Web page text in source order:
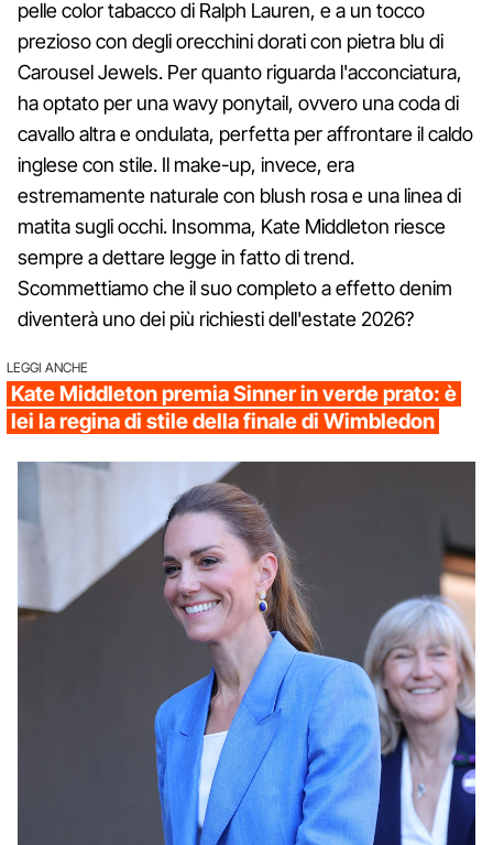
pelle color tabacco di Ralph Lauren, e a un tocco
prezioso con degli orecchini dorati con pietra blu di
Carousel Jewels. Per quanto riguarda l'acconciatura,
ha optato per una wavy ponytail, ovvero una coda di
cavallo altra e ondulata, perfetta per affrontare il caldo
inglese con stile. Il make-up, invece, era
estremamente naturale con blush rosa e una linea di
matita sugli occhi. Insomma, Kate Middleton riesce
sempre a dettare legge in fatto di trend.
Scommettiamo che il suo completo a effetto denim
diventerà uno dei più richiesti dell'estate 2026?
LEGGI ANCHE
Kate Middleton premia Sinner in verde prato: è
lei la regina di stile della finale di Wimbledon